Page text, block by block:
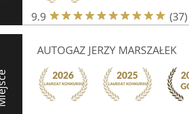
9.9 (37)
AUTOGAZ JERZY MARSZAŁEK